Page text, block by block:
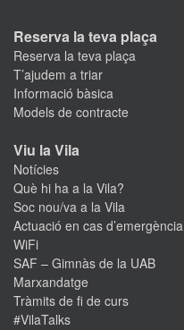
Reserva la teva plaça
Reserva la teva plaça
T’ajudem a triar
Informació bàsica
Models de contracte
Viu la Vila
Notícies
Què hi ha a la Vila?
Soc nou/va a la Vila
Actuació en cas d’emergència
WiFi
SAF – Gimnàs de la UAB
Marxandatge
Tràmits de fi de curs
#VilaTalks